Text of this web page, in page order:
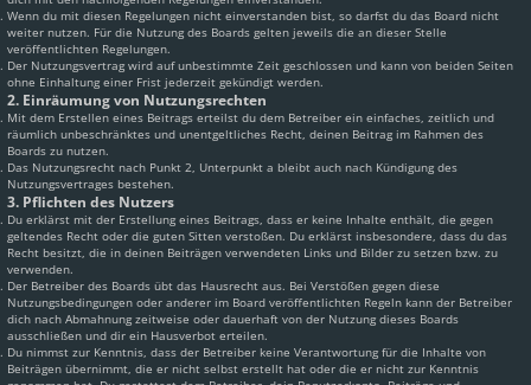
Wenn du mit diesen Regelungen nicht einverstanden bist, so darfst du das Board nicht
weiter nutzen. Für die Nutzung des Boards gelten jeweils die an dieser Stelle
veröffentlichten Regelungen.
Der Nutzungsvertrag wird auf unbestimmte Zeit geschlossen und kann von beiden Seiten
ohne Einhaltung einer Frist jederzeit gekündigt werden.
2. Einräumung von Nutzungsrechten
Mit dem Erstellen eines Beitrags erteilst du dem Betreiber ein einfaches, zeitlich und
räumlich unbeschränktes und unentgeltliches Recht, deinen Beitrag im Rahmen des
Boards zu nutzen.
Das Nutzungsrecht nach Punkt 2, Unterpunkt a bleibt auch nach Kündigung des
Nutzungsvertrages bestehen.
3. Pflichten des Nutzers
Du erklärst mit der Erstellung eines Beitrags, dass er keine Inhalte enthält, die gegen
geltendes Recht oder die guten Sitten verstoßen. Du erklärst insbesondere, dass du das
Recht besitzt, die in deinen Beiträgen verwendeten Links und Bilder zu setzen bzw. zu
verwenden.
Der Betreiber des Boards übt das Hausrecht aus. Bei Verstößen gegen diese
Nutzungsbedingungen oder anderer im Board veröffentlichten Regeln kann der Betreiber
dich nach Abmahnung zeitweise oder dauerhaft von der Nutzung dieses Boards
ausschließen und dir ein Hausverbot erteilen.
Du nimmst zur Kenntnis, dass der Betreiber keine Verantwortung für die Inhalte von
Beiträgen übernimmt, die er nicht selbst erstellt hat oder die er nicht zur Kenntnis